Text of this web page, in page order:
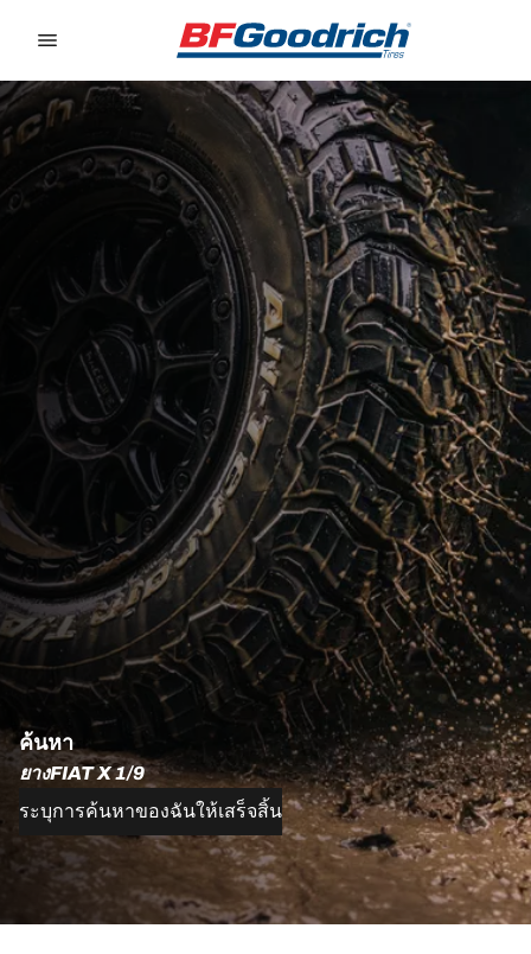
ค้นหา
ยางFIAT X 1/9
ระบุการค้นหาของฉันให้เสร็จสิ้น